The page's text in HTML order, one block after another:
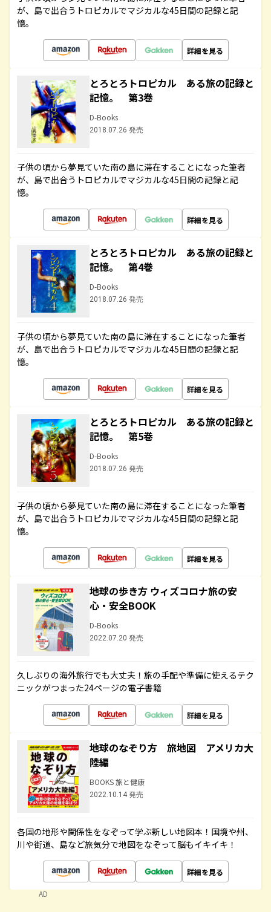
が、島で出合うトロピカルでマジカルな45日間の記録と記
憶。
詳細を見る
とろとろトロピカル ある旅の記録と
記憶。 第3巻
D-Books
2018.07.26 発売
子供の頃から夢見ていた南の島に滞在することになった筆者
が、島で出合うトロピカルでマジカルな45日間の記録と記
憶。
詳細を見る
とろとろトロピカル ある旅の記録と
記憶。 第4巻
D-Books
2018.07.26 発売
子供の頃から夢見ていた南の島に滞在することになった筆者
が、島で出合うトロピカルでマジカルな45日間の記録と記
憶。
詳細を見る
とろとろトロピカル ある旅の記録と
記憶。 第5巻
D-Books
2018.07.26 発売
子供の頃から夢見ていた南の島に滞在することになった筆者
が、島で出合うトロピカルでマジカルな45日間の記録と記
憶。
詳細を見る
地球の歩き方 ウィズコロナ旅の安
心・安全BOOK
D-Books
2022.07.20 発売
久しぶりの海外旅行でも大丈夫！旅の手配や準備に使えるテク
ニックがつまった24ページの電子書籍
詳細を見る
地球のなぞり方 旅地図 アメリカ大
陸編
BOOKS 旅と健康
2022.10.14 発売
各国の地形や関係性をなぞって学ぶ新しい地図本！国境や州、
川や街道、島など旅気分で地図をなぞって脳もイキイキ！
詳細を見る
AD